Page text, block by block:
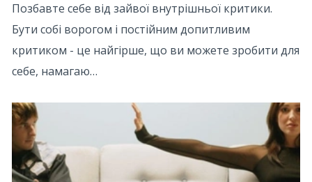
Позбавте себе від зайвої внутрішньої критики.
Бути собі ворогом і постійним допитливим
критиком - це найгірше, що ви можете зробити для
себе, намагаю…